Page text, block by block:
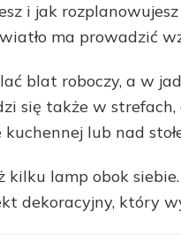
i jak
ma prowadzić
blat roboczy, a w
się także w
lub nad
lamp obok
dekoracyjny, który